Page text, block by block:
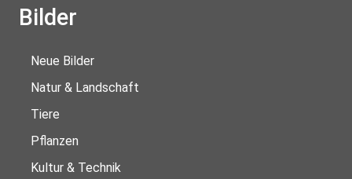
Bilder
Neue Bilder
Natur & Landschaft
Tiere
Pflanzen
Kultur & Technik